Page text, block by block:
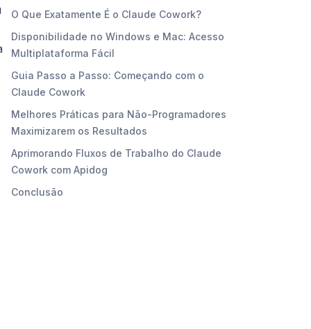
O Que Exatamente É o Claude Cowork?
Disponibilidade no Windows e Mac: Acesso
Multiplataforma Fácil
Guia Passo a Passo: Começando com o
Claude Cowork
Melhores Práticas para Não-Programadores
Maximizarem os Resultados
Aprimorando Fluxos de Trabalho do Claude
Cowork com Apidog
Conclusão